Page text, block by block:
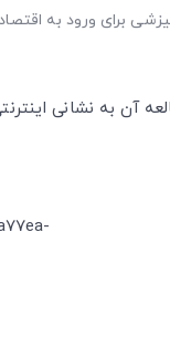
برای ورود به
آن به نشانی